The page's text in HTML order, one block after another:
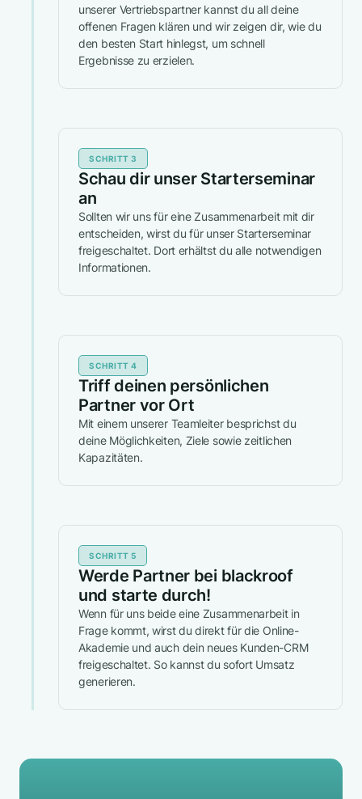
unserer Vertriebspartner kannst du all deine
offenen Fragen klären und wir zeigen dir, wie du
den besten Start hinlegst, um schnell
Ergebnisse zu erzielen.
SCHRITT 3
Schau dir unser Starterseminar
an
Sollten wir uns für eine Zusammenarbeit mit dir
entscheiden, wirst du für unser Starterseminar
freigeschaltet. Dort erhältst du alle notwendigen
Informationen.
SCHRITT 4
Triff deinen persönlichen
Partner vor Ort
Mit einem unserer Teamleiter besprichst du
deine Möglichkeiten, Ziele sowie zeitlichen
Kapazitäten.
SCHRITT 5
Werde Partner bei blackroof
und starte durch!
Wenn für uns beide eine Zusammenarbeit in
Frage kommt, wirst du direkt für die Online-
Akademie und auch dein neues Kunden-CRM
freigeschaltet. So kannst du sofort Umsatz
generieren.